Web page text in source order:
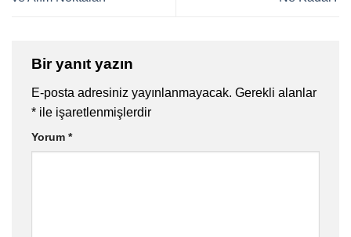
Bir yanıt yazın
E-posta adresiniz yayınlanmayacak. Gerekli alanlar
* ile işaretlenmişlerdir
Yorum *